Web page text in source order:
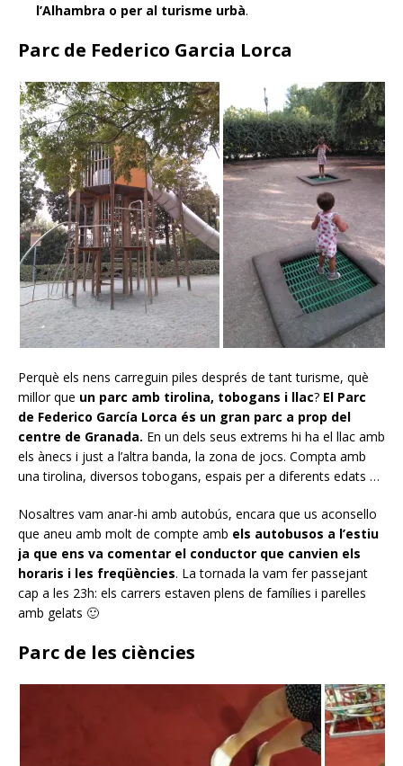
l’Alhambra o per al turisme urbà.
Parc de Federico Garcia Lorca
Perquè els nens carreguin piles després de tant turisme, què
millor que un parc amb tirolina, tobogans i llac? El Parc
de Federico García Lorca és un gran parc a prop del
centre de Granada. En un dels seus extrems hi ha el llac amb
els ànecs i just a l’altra banda, la zona de jocs. Compta amb
una tirolina, diversos tobogans, espais per a diferents edats …
Nosaltres vam anar-hi amb autobús, encara que us aconsello
que aneu amb molt de compte amb els autobusos a l’estiu
ja que ens va comentar el conductor que canvien els
horaris i les freqüències. La tornada la vam fer passejant
cap a les 23h: els carrers estaven plens de famílies i parelles
amb gelats 🙂
Parc de les ciències